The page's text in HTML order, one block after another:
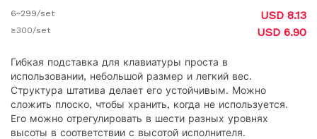
6~299/set USD 8.13
≥300/set USD 6.90
Гибкая подставка для клавиатуры проста в
использовании, небольшой размер и легкий вес.
Структура штатива делает его устойчивым. Можно
сложить плоско, чтобы хранить, когда не используется.
Его можно отрегулировать в шести разных уровнях
высоты в соответствии с высотой исполнителя.